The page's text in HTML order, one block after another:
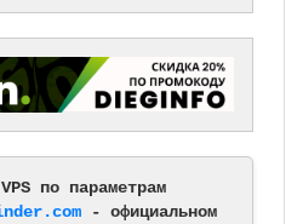
по параметрам
- официальном